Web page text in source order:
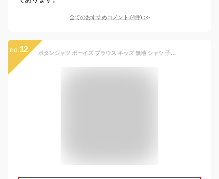
全てのおすすめコメント (4件) >
no. 12 ボタンシャツ ボーイズ ブラウス キッズ 無地 シャツ 子供服 yシャツ フォーマル ワイシャツ ネクタイ 可愛い 長袖 服 コットンシャツ 入学式 入園式 ホワイト 110cm(JP100cm)